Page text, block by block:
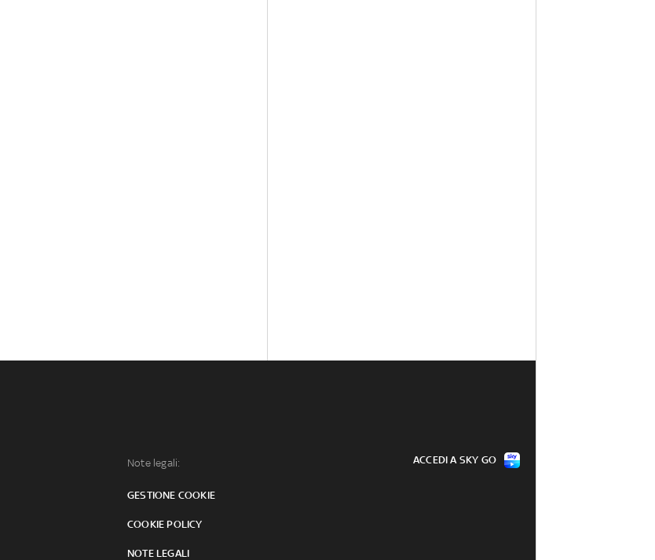
Note legali:
GESTIONE COOKIE
COOKIE POLICY
NOTE LEGALI
ACCEDI A SKY GO